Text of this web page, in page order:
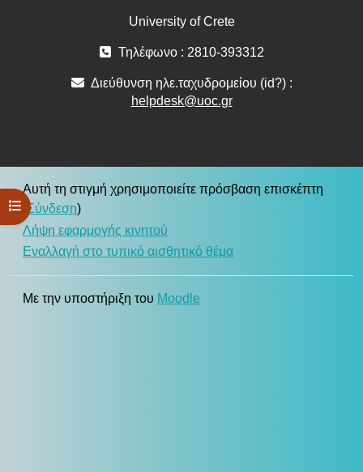
Άνοιγμα ευρετηρίου μαθήματος
University of Crete
Τηλέφωνο : 2810-393312
Διεύθυνση ηλε.ταχυδρομείου (id?) :
helpdesk@uoc.gr
Αυτή τη στιγμή χρησιμοποιείτε πρόσβαση επισκέπτη
Σύνδεση)
Λήψη εφαρμογής κινητού
Εναλλαγή στο τυπικό αισθητικό θέμα
Με την υποστήριξη του Moodle